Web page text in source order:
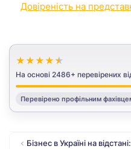
Довіреність на
★★★★★
На основі 2486+ перевірених
Перевірено профільним
Бізнес в Україні на